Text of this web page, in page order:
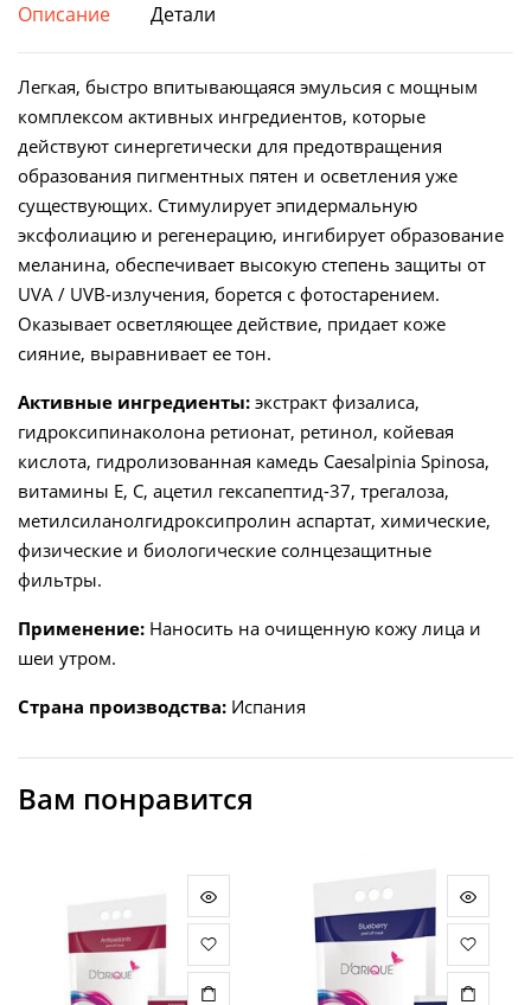
Lightener
50
Cantabria
Labs,
40
количество
Описание Детали
Легкая, быстро впитывающаяся эмульсия с мощным
комплексом активных ингредиентов, которые
действуют синергетически для предотвращения
образования пигментных пятен и осветления уже
существующих. Стимулирует эпидермальную
эксфолиацию и регенерацию, ингибирует образование
меланина, обеспечивает высокую степень защиты от
UVA / UVB-излучения, борется с фотостарением.
Оказывает осветляющее действие, придает коже
сияние, выравнивает ее тон.
Активные ингредиенты: экстракт физалиса,
гидроксипинаколона ретионат, ретинол, койевая
кислота, гидролизованная камедь Caesalpinia Spinosa,
витамины Е, С, ацетил гексапептид-37, трегалоза,
метилсиланолгидроксипролин аспартат, химические,
физические и биологические солнцезащитные
фильтры.
Применение: Наносить на очищенную кожу лица и
шеи утром.
Страна производства: Испания
Вам понравится